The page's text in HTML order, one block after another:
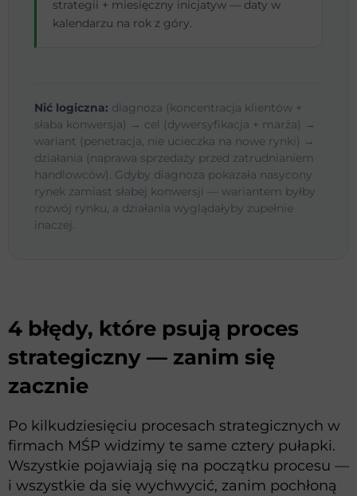
strategii + miesięczny inicjatyw — daty w
kalendarzu na rok z góry.
Nić logiczna: diagnoza (koncentracja klientów +
słaba konwersja) → cel (dywersyfikacja + marża) →
wariant (penetracja, nie ucieczka na nowe rynki) →
działania (naprawa sprzedaży przed zatrudnianiem
handlowców). Gdyby diagnoza pokazała nasycony
rynek zamiast słabej konwersji — wariantem byłby
rozwój rynku, a działania wyglądałyby zupełnie
inaczej.
4 błędy, które psują proces
strategiczny — zanim się
zacznie
Po kilkudziesięciu procesach strategicznych w
firmach MŚP widzimy te same cztery pułapki.
Wszystkie pojawiają się na początku procesu —
i wszystkie da się wychwycić, zanim pochłoną